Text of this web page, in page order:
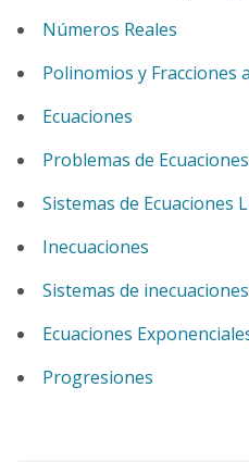
Números Reales
Polinomios y Fracciones
Ecuaciones
Problemas de Ecuaciones
Sistemas de Ecuaciones
Inecuaciones
Sistemas de
Ecuaciones
Progresiones